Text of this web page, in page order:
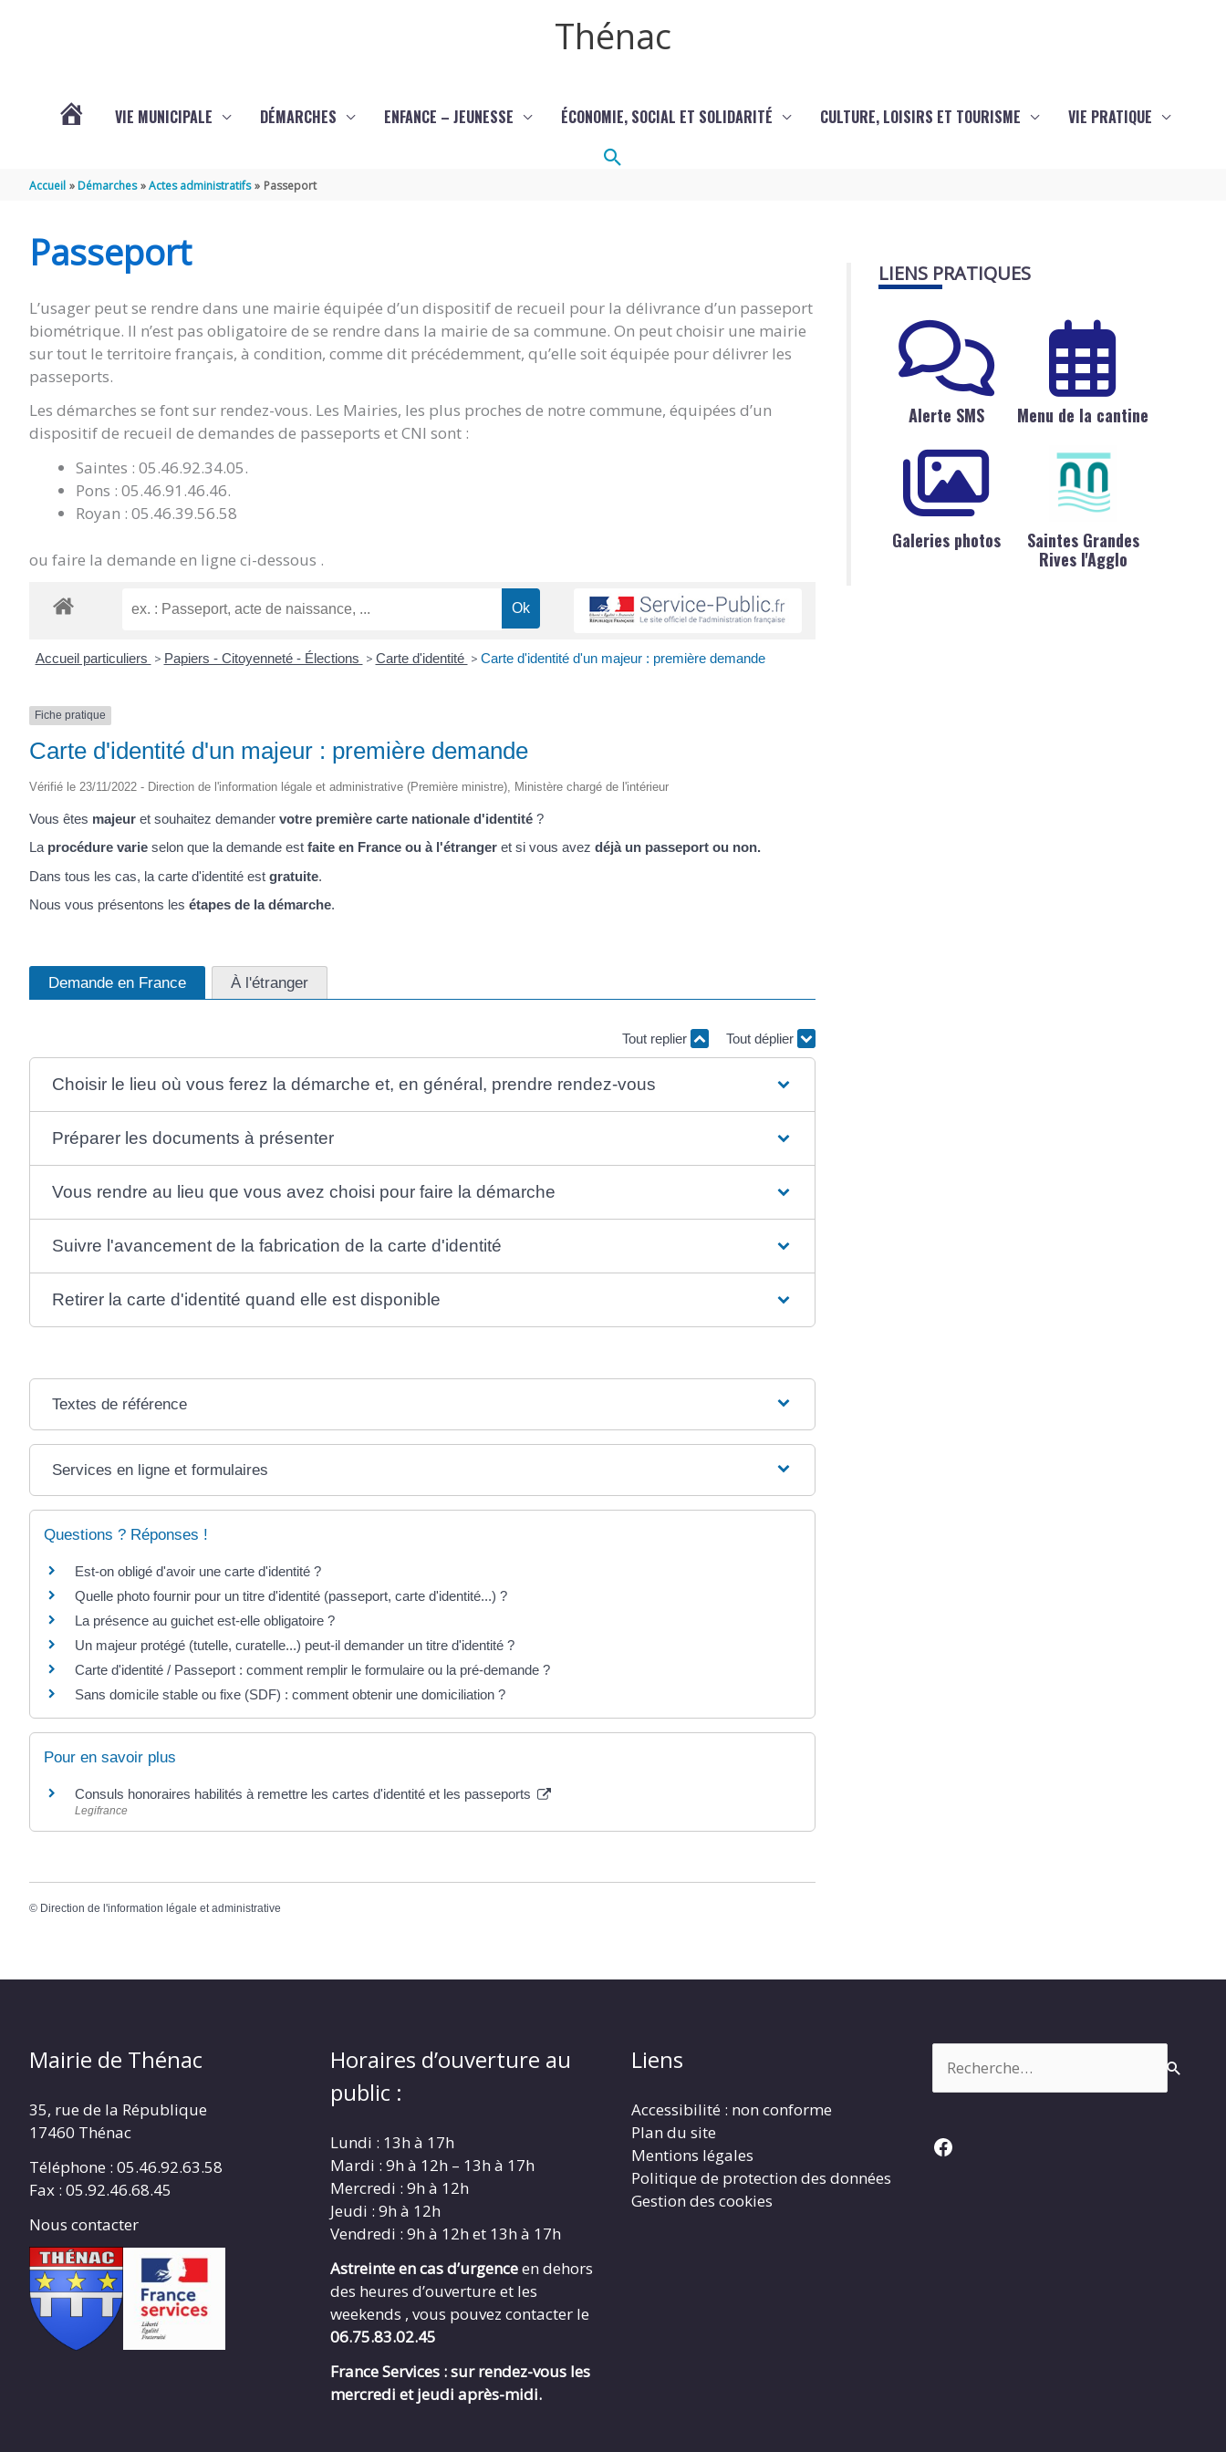
Thénac
THÉNAC
VIE MUNICIPALE DÉMARCHES ENFANCE – JEUNESSE ÉCONOMIE, SOCIAL ET SOLIDARITÉ CULTURE, LOISIRS ET TOURISME VIE PRATIQUE
Rechercher
Accueil Démarches Actes administratifs Passeport
Passeport
L’usager peut se rendre dans une mairie équipée d’un dispositif de recueil pour la délivrance d’un passeport
biométrique. Il n’est pas obligatoire de se rendre dans la mairie de sa commune. On peut choisir une mairie
sur tout le territoire français, à condition, comme dit précédemment, qu’elle soit équipée pour délivrer les
passeports.
Les démarches se font sur rendez-vous. Les Mairies, les plus proches de notre commune, équipées d’un
dispositif de recueil de demandes de passeports et CNI sont :
Saintes : 05.46.92.34.05.
Pons : 05.46.91.46.46.
Royan : 05.46.39.56.58
ou faire la demande en ligne ci-dessous .
Accueil particuliers > Papiers - Citoyenneté - Élections > Carte d'identité > Carte d'identité d'un majeur : première demande
Fiche pratique
Carte d'identité d'un majeur : première demande
Vérifié le 23/11/2022 - Direction de l'information légale et administrative (Première ministre), Ministère chargé de l'intérieur
Vous êtes majeur et souhaitez demander votre première carte nationale d'identité ?
La procédure varie selon que la demande est faite en France ou à l'étranger et si vous avez déjà un passeport ou non.
Dans tous les cas, la carte d'identité est gratuite.
Nous vous présentons les étapes de la démarche.
Demande en France À l'étranger
Tout replier Tout déplier
Choisir le lieu où vous ferez la démarche et, en général, prendre rendez-vous
Préparer les documents à présenter
Vous rendre au lieu que vous avez choisi pour faire la démarche
Suivre l'avancement de la fabrication de la carte d'identité
Retirer la carte d'identité quand elle est disponible
Textes de référence
Services en ligne et formulaires
Questions ? Réponses !
Est-on obligé d'avoir une carte d'identité ?
Quelle photo fournir pour un titre d'identité (passeport, carte d'identité...) ?
La présence au guichet est-elle obligatoire ?
Un majeur protégé (tutelle, curatelle...) peut-il demander un titre d'identité ?
Carte d'identité / Passeport : comment remplir le formulaire ou la pré-demande ?
Sans domicile stable ou fixe (SDF) : comment obtenir une domiciliation ?
Pour en savoir plus
Consuls honoraires habilités à remettre les cartes d'identité et les passeports
Legifrance
© Direction de l'information légale et administrative
LIENS PRATIQUES
Alerte SMS Menu de la cantine
Galeries photos
Saintes Grandes
Rives l'Agglo
Mairie de Thénac
35, rue de la République
17460 Thénac
Téléphone : 05.46.92.63.58
Fax : 05.92.46.68.45
Nous contacter
Horaires d’ouverture au
public :
Lundi : 13h à 17h
Mardi : 9h à 12h – 13h à 17h
Mercredi : 9h à 12h
Jeudi : 9h à 12h
Vendredi : 9h à 12h et 13h à 17h
Astreinte en cas d’urgenceen dehors
des heures d’ouverture et les
weekends , vous pouvez contacter le
06.75.83.02.45
France Services : sur rendez-vous les
mercredi et jeudi après-midi.
Liens
Accessibilité : non conforme
Plan du site
Mentions légales
Politique de protection des données
Gestion des cookies
Facebook